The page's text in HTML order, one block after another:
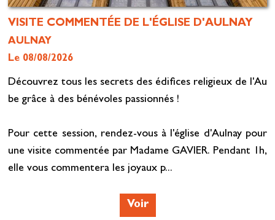
VISITE COMMENTÉE DE L'ÉGLISE D'AULNAY
AULNAY
Le 08/08/2026
Découvrez tous les secrets des édifices religieux de l'Au
be grâce à des bénévoles passionnés !
Pour cette session, rendez-vous à l'église d'Aulnay pour
une visite commentée par Madame GAVIER. Pendant 1h,
elle vous commentera les joyaux p...
Voir